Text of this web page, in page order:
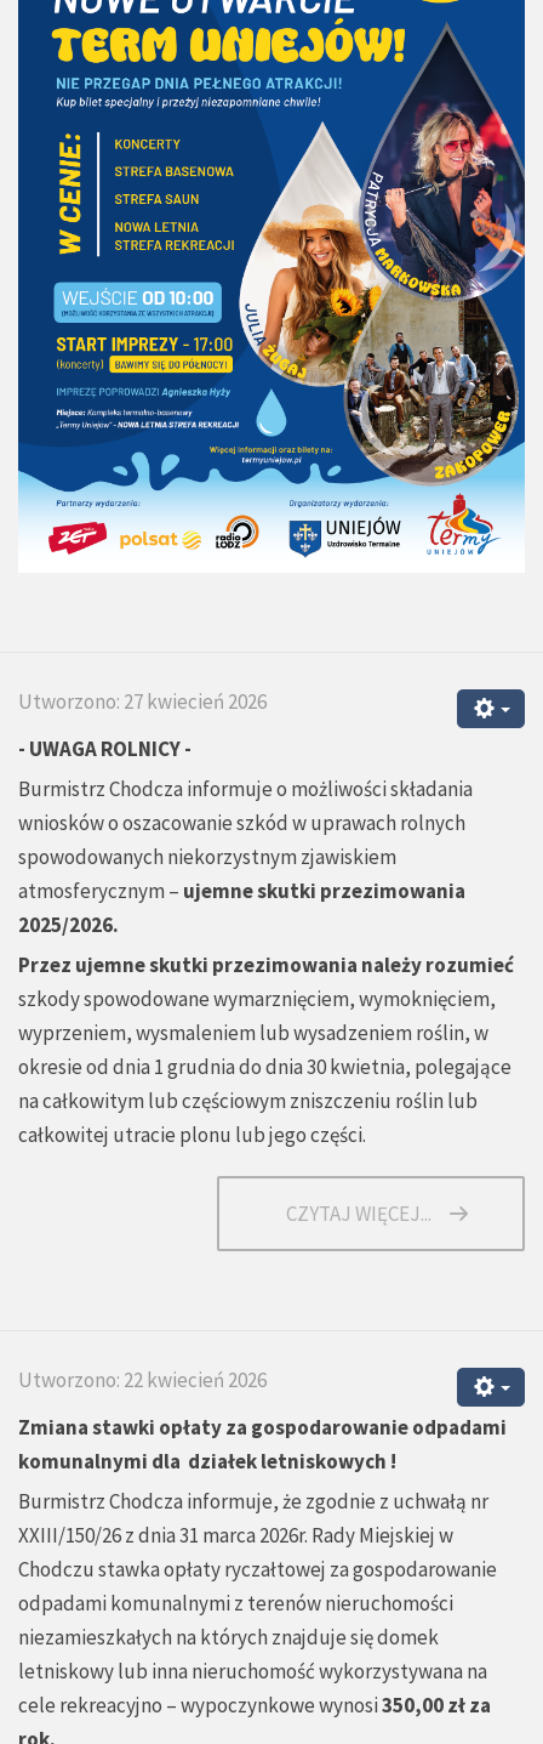
Utworzono: 27 kwiecień 2026
- UWAGA ROLNICY -
Burmistrz Chodcza informuje o możliwości składania
wniosków o oszacowanie szkód w uprawach rolnych
spowodowanych niekorzystnym zjawiskiem
atmosferycznym – ujemne skutki przezimowania
2025/2026.
Przez ujemne skutki przezimowania należy rozumieć
szkody spowodowane wymarznięciem, wymoknięciem,
wyprzeniem, wysmaleniem lub wysadzeniem roślin, w
okresie od dnia 1 grudnia do dnia 30 kwietnia, polegające
na całkowitym lub częściowym zniszczeniu roślin lub
całkowitej utracie plonu lub jego części.
CZYTAJ WIĘCEJ...
Utworzono: 22 kwiecień 2026
Zmiana stawki opłaty za gospodarowanie odpadami
komunalnymi dla działek letniskowych !
Burmistrz Chodcza informuje, że zgodnie z uchwałą nr
XXIII/150/26 z dnia 31 marca 2026r. Rady Miejskiej w
Chodczu stawka opłaty ryczałtowej za gospodarowanie
odpadami komunalnymi z terenów nieruchomości
niezamieszkałych na których znajduje się domek
letniskowy lub inna nieruchomość wykorzystywana na
cele rekreacyjno – wypoczynkowe wynosi350,00 zł za